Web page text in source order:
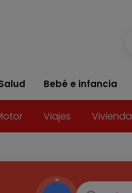
Bebé e infancia
Viajes Vivienda